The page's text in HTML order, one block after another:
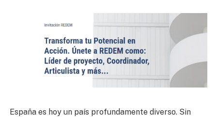
España es hoy un país profundamente diverso. Sin